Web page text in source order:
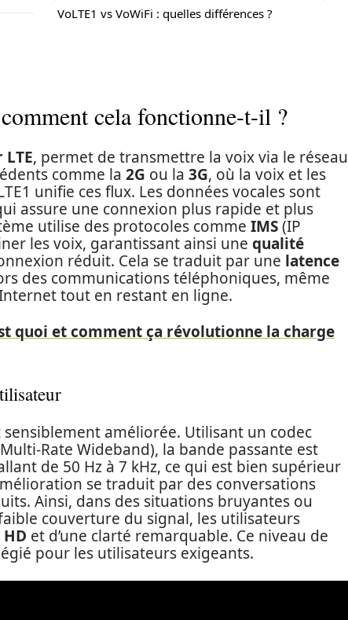
VoLTE1 vs VoWiFi : quelles différences ?
cela fonctionne-t-il ?
, permet de transmettre la voix via le réseau
comme la 2G ou la 3G, où la voix et les
unifie ces flux. Les données vocales sont
assure une connexion plus rapide et plus
utilise des protocoles comme IMS(IP
les voix, garantissant ainsi une qualité
réduit. Cela se traduit par une latence
des communications téléphoniques, même
tout en restant en ligne.
quoi et comment ça révolutionne la charge
sensiblement améliorée. Utilisant un codec
Rate Wideband), la bande passante est
de 50 Hz à 7 kHz, ce qui est bien supérieur
se traduit par des conversations
Ainsi, dans des situations bruyantes ou
couverture du signal, les utilisateurs
et d’une clarté remarquable. Ce niveau de
pour les utilisateurs exigeants.